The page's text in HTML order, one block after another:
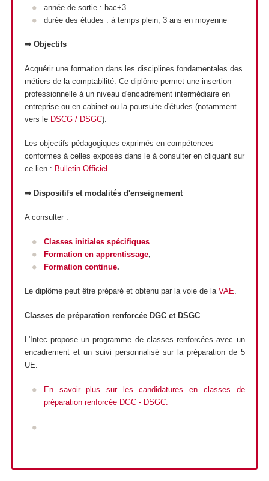
année de sortie : bac+3
durée des études : à temps plein, 3 ans en moyenne
⇒ Objectifs
Acquérir une formation dans les disciplines fondamentales des
métiers de la comptabilité. Ce diplôme permet une insertion
professionnelle à un niveau d'encadrement intermédiaire en
entreprise ou en cabinet ou la poursuite d'études (notamment
vers le DSCG / DSGC).
Les objectifs pédagogiques exprimés en compétences
conformes à celles exposés dans le à consulter en cliquant sur
ce lien : Bulletin Officiel .
⇒ Dispositifs et modalités d'enseignement
A consulter :
Classes initiales spécifiques
Formation en apprentissage,
Formation continue.
Le diplôme peut être préparé et obtenu par la voie de la VAE.
Classes de préparation renforcée DGC et DSGC
L'Intec propose un programme de classes renforcées avec un
encadrement et un suivi personnalisé sur la préparation de 5
UE.
En savoir plus sur les candidatures en classes de
préparation renforcée DGC - DSGC.